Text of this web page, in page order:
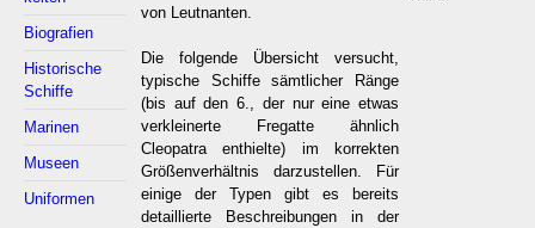
Biografien
Historische
Schiffe
Marinen
Museen
Uniformen
von Leutnanten.
Die folgende Übersicht versucht,
typische Schiffe sämtlicher Ränge
(bis auf den 6., der nur eine etwas
verkleinerte Fregatte ähnlich
Cleopatra enthielte) im korrekten
Größenverhältnis darzustellen. Für
einige der Typen gibt es bereits
detaillierte Beschreibungen in der